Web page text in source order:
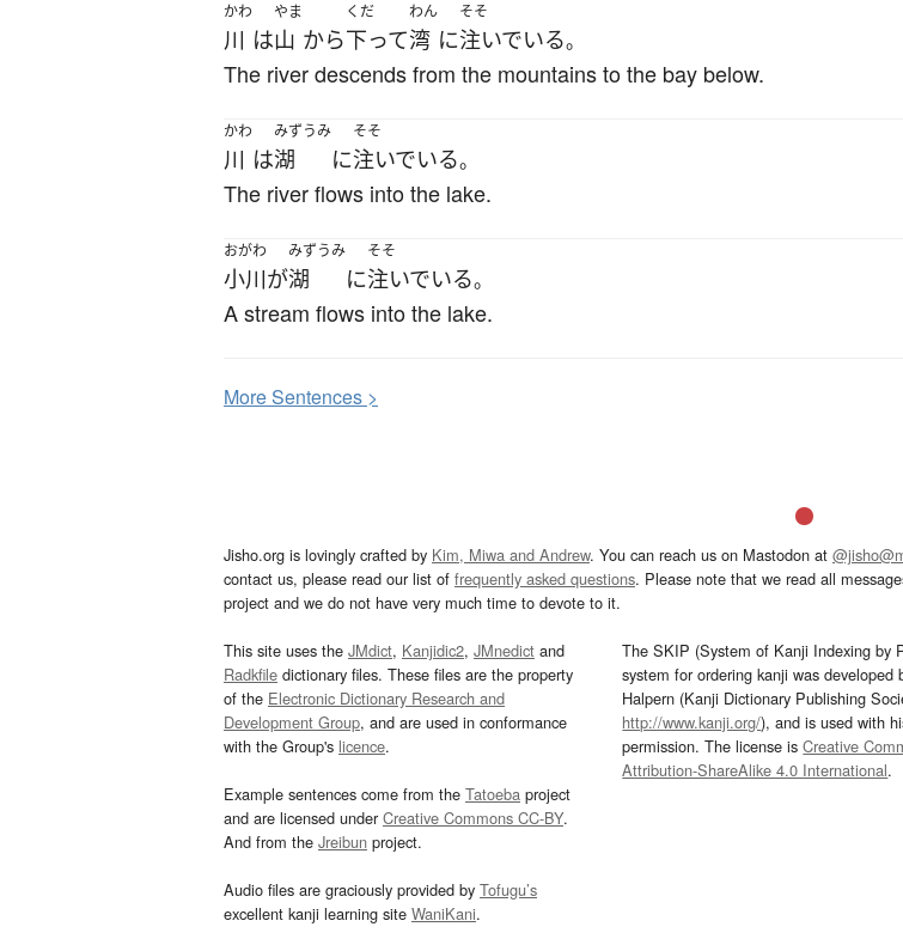
かわ
川 は
やま
山 から
くだ
下って
わん
湾 に
そそ
注いでいる。
The river descends from the mountains to the bay below.
かわ
川 は
みずうみ
湖 に
そそ
注いでいる。
The river flows into the lake.
おがわ
小川が
みずうみ
湖 に
そそ
注いでいる。
A stream flows into the lake.
MoreSentences >
Jisho.org is lovingly crafted by Kim, Miwa and Andrew. You can reach us on Mastodon at
contact us, please read our list of frequently asked questions. Please note that we read all
project and we do not have very much time to devote to it.
This site uses the JMdict, Kanjidic2, JMnedict and
Radkfile dictionary files. These files are the property
of the Electronic Dictionary Research and
Development Group, and are used in conformance
with the Group's licence.
Example sentences come from the Tatoeba project
and are licensed underCreative Commons CC-BY.
And from the Jreibun project.
Audio files are graciously provided by Tofugu’s
excellent kanji learning site WaniKani.
The SKIP (System of Kanji Indexing by
system for ordering kanji was developed
Halpern (Kanji Dictionary Publishing
http://www.kanji.org/), and is used with
permission. The license isCreative
Attribution-ShareAlike 4.0 International.